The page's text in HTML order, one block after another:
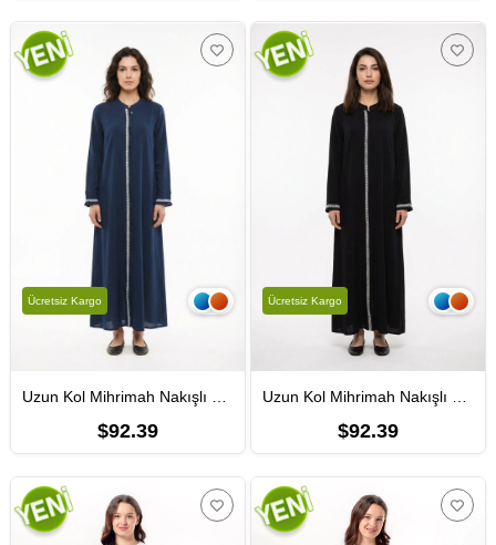
Uzun Kol Mihrimah Nakışlı Yazlık Şile Bezi Ferace Lacivert Lcvt
$92.39
Ücretsiz Kargo
Uzun Kol Mihrimah Nakışlı Yazlık Şile Bezi Ferace Siyah Syh
$92.39
Ücretsiz Kargo